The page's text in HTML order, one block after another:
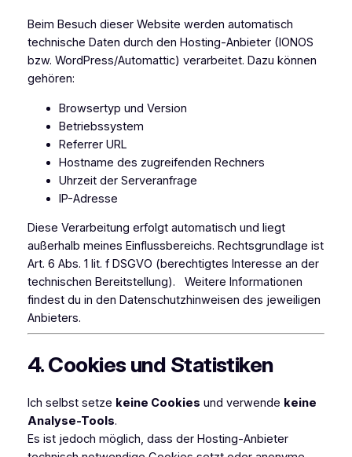
Beim Besuch dieser Website werden automatisch
technische Daten durch den Hosting-Anbieter (IONOS
bzw. WordPress/Automattic) verarbeitet. Dazu können
gehören:
Browsertyp und Version
Betriebssystem
Referrer URL
Hostname des zugreifenden Rechners
Uhrzeit der Serveranfrage
IP-Adresse
Diese Verarbeitung erfolgt automatisch und liegt
außerhalb meines Einflussbereichs. Rechtsgrundlage ist
Art. 6 Abs. 1 lit. f DSGVO (berechtigtes Interesse an der
technischen Bereitstellung). Weitere Informationen
findest du in den Datenschutzhinweisen des jeweiligen
Anbieters.
4. Cookies und Statistiken
Ich selbst setze keine Cookies und verwende keine
Analyse-Tools.
Es ist jedoch möglich, dass der Hosting-Anbieter